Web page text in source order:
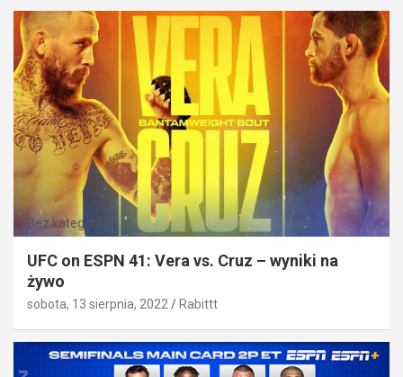
Bez kategorii
UFC on ESPN 41: Vera vs. Cruz – wyniki na
żywo
sobota, 13 sierpnia, 2022 Rabittt